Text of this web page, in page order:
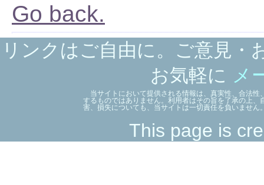
Go back.
リンクはご自由に。ご意見・
お気軽に メ
当サイトにおいて提供される情報は、真実性、合法性
するものではありません。利用者はその旨を了承の上
害、損失についても、当サイトは一切責任を負いません
This page is